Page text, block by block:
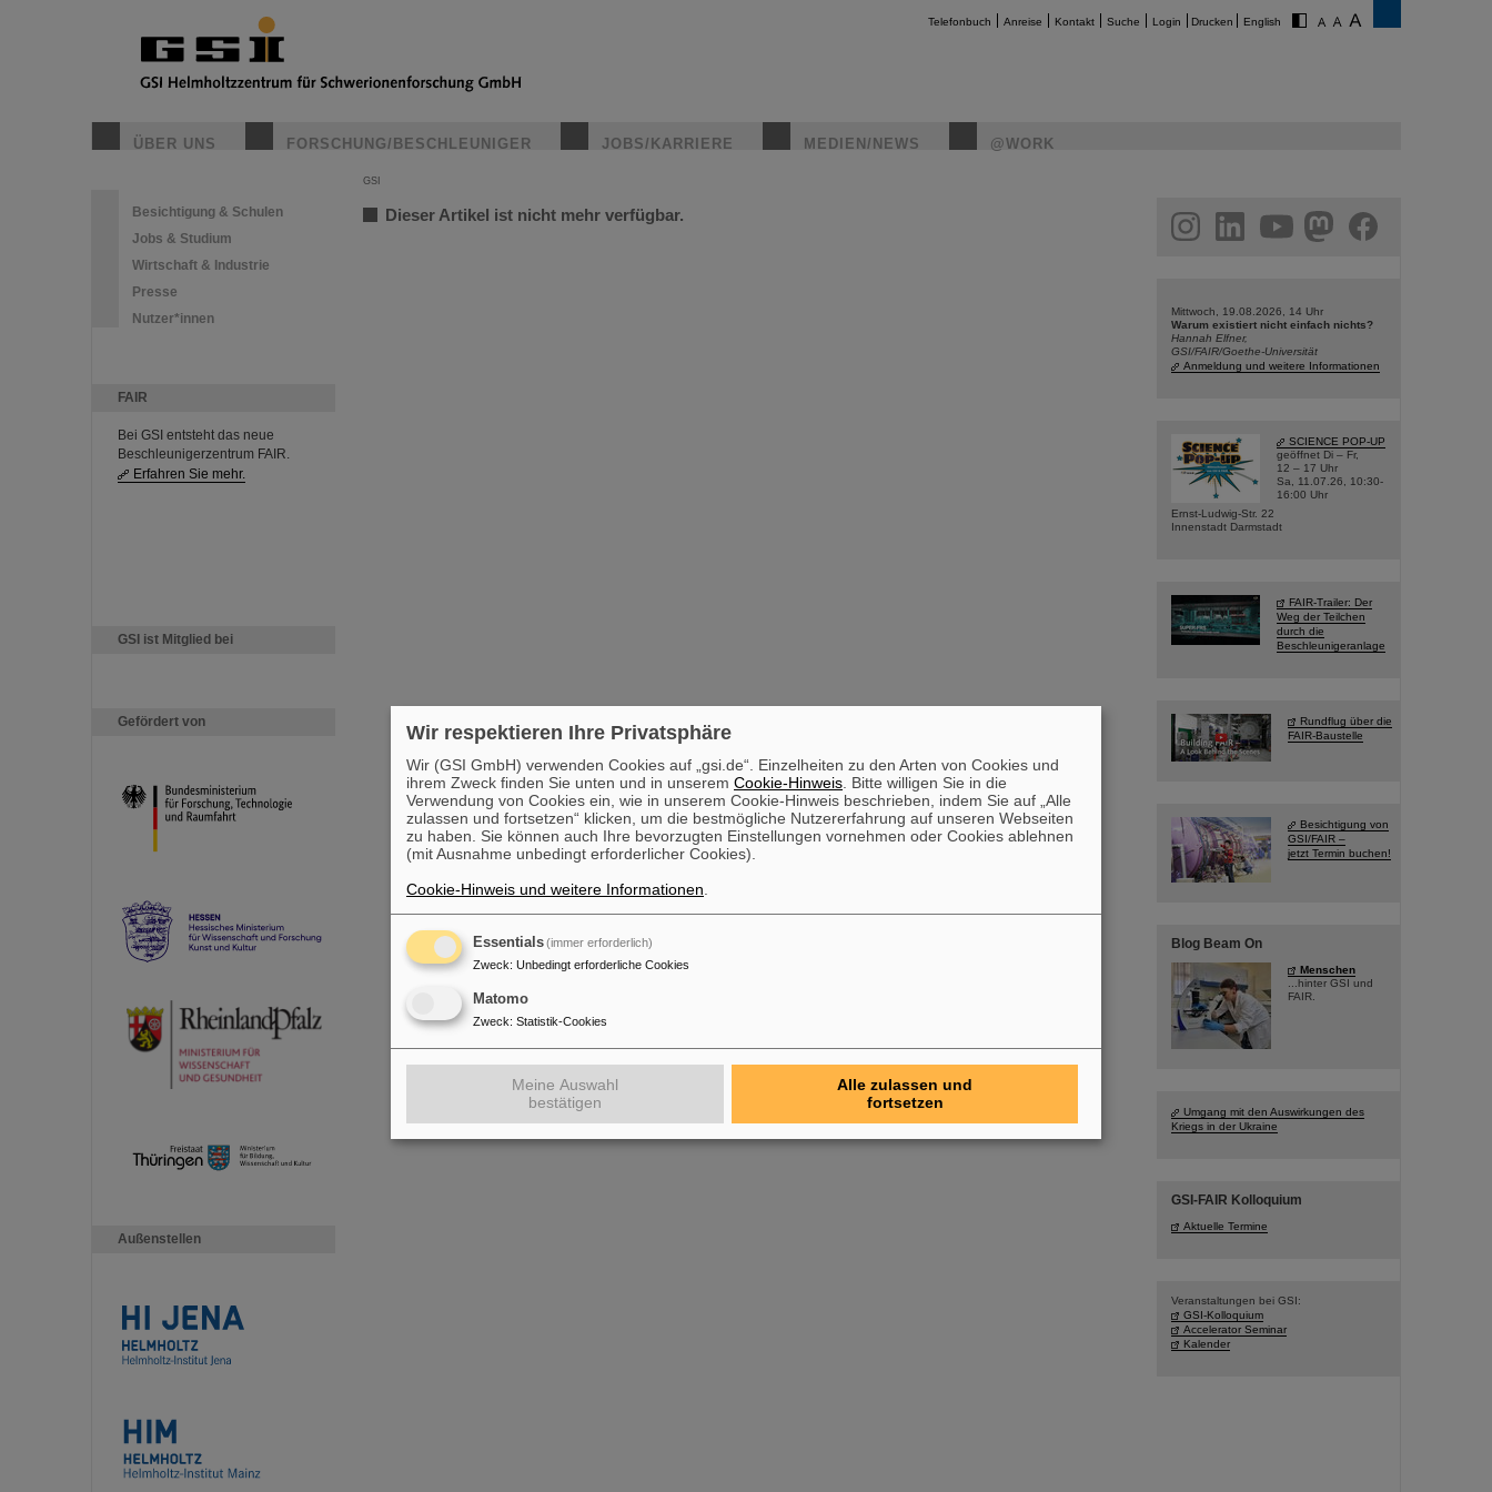
Telefonbuch Anreise Kontakt Suche Login Drucken English
ÜBER UNS FORSCHUNG/BESCHLEUNIGER JOBS/KARRIERE MEDIEN/NEWS @WORK
Besichtigung & Schulen
Jobs & Studium
Wirtschaft & Industrie
Presse
Nutzer*innen
FAIR
Bei GSI entsteht das neue
Beschleunigerzentrum FAIR.
Erfahren Sie mehr.
GSI ist Mitglied bei
Gefördert von
Außenstellen
GSI
Dieser Artikel ist nicht mehr verfügbar. facebook
Mittwoch, 19.08.2026, 14 Uhr
Warum existiert nicht einfach nichts?
Hannah Elfner,
GSI/FAIR/Goethe-Universität
Anmeldung und weitere Informationen
SCIENCE POP-UP
geöffnet Di – Fr,
12 – 17 Uhr
Sa, 11.07.26, 10:30-
16:00 Uhr
Ernst-Ludwig-Str. 22
Innenstadt Darmstadt
FAIR-Trailer: Der
Weg der Teilchen
durch die
Beschleunigeranlage
Rundflug über die
FAIR-Baustelle
Besichtigung von
GSI/FAIR –
jetzt Termin buchen!
Blog Beam On
Menschen
...hinter GSI und
FAIR.
Umgang mit den Auswirkungen des
Kriegs in der Ukraine
GSI-FAIR Kolloquium
Aktuelle Termine
Veranstaltungen bei GSI:
GSI-Kolloquium
Accelerator Seminar
Kalender
Wir respektieren Ihre Privatsphäre
Wir (GSI GmbH) verwenden Cookies auf „gsi.de“. Einzelheiten zu den Arten von Cookies und
ihrem Zweck finden Sie unten und in unserem Cookie-Hinweis . Bitte willigen Sie in die
Verwendung von Cookies ein, wie in unserem Cookie-Hinweis beschrieben, indem Sie auf „Alle
zulassen und fortsetzen“ klicken, um die bestmögliche Nutzererfahrung auf unseren Webseiten
zu haben. Sie können auch Ihre bevorzugten Einstellungen vornehmen oder Cookies ablehnen
(mit Ausnahme unbedingt erforderlicher Cookies).
Cookie-Hinweis und weitere Informationen
Essentials(immer erforderlich)
Zweck: Unbedingt erforderliche Cookies
Matomo
Zweck: Statistik-Cookies
Meine Auswahl
bestätigen
Alle zulassen und
fortsetzen